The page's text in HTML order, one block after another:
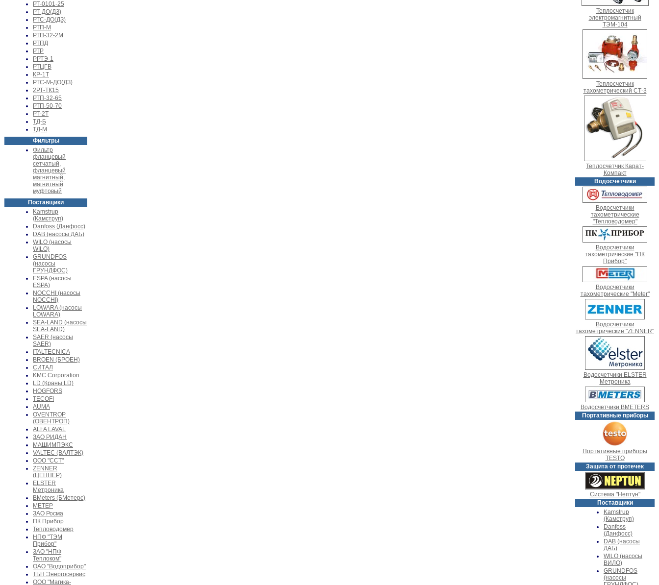
РТ-0101-25
РТ-ДО(ДЗ)
РТС-ДО(ДЗ)
РТП-М
РТП-32-2М
РТПД
РТР
РРТЭ-1
РТЦГВ
КР-1Т
РТС-М-ДО(ДЗ)
2РТ-ТК15
РТП-32-65
РТП-50-70
РТ-2Т
ТД-Б
ТД-М
Фильтры
Фильтр
фланцевый
сетчатый,
фланцевый
магнитный,
магнитный
муфтовый
Поставщики
Kamstrup
(Камструп)
Danfoss (Данфосс)
DAB (насосы ДАБ)
WILO (насосы
WILO)
GRUNDFOS
(насосы
ГРУНДФОС)
ESPA (насосы
ESPA)
NOCCHI (насосы
NOCCHI)
LOWARA (насосы
LOWARA)
SEA-LAND (насосы
SEA-LAND)
SAER (насосы
SAER)
ITALTECNICA
BROEN (БРОЕН)
СИТАЛ
KMC Corporation
LD (Краны LD)
HOGFORS
TECOFI
AUMA
OVENTROP
(ОВЕНТРОП)
ALFA LAVAL
ЗАО РИДАН
МАШИМПЭКС
VALTEC (ВАЛТЭК)
ООО "ССТ"
ZENNER
(ЦЕННЕР)
ELSTER
Метроника
BMeters (БМетерс)
МЕТЕР
ЗАО Росма
ПК Прибор
Тепловодомер
НПФ "ТЭМ
Прибор"
ЗАО "НПФ
Теплоком"
ОАО "Водоприбор"
ТБН Энергосервис
ООО "Магика-
Теплосчетчик
электромагнитный
ТЭМ-104
Теплосчетчик
тахометрический СТ-3
Теплосчетчик Карат-
Компакт
Водосчетчики
Водосчетчики
тахометрические
"Тепловодомер"
Водосчетчики
тахометрические "ПК
Прибор"
Водосчетчики
тахометрические "Meter"
Водосчетчики
тахометрические "ZENNER"
Водосчетчики ELSTER
Метроника
Водосчетчики BMETERS
Портативные приборы
Портативные приборы
TESTO
Защита от протечек
Система "Нептун"
Поставщики
Kamstrup
(Камструп)
Danfoss
(Данфосс)
DAB (насосы
ДАБ)
WILO (насосы
ВИЛО)
GRUNDFOS
(насосы